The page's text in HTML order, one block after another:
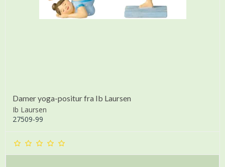
Damer yoga-positur fra Ib Laursen
Ib Laursen
27509-99